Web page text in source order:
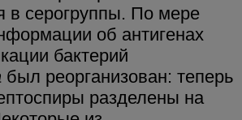
в серогруппы. По мере
об антигенах
бактерий
был реорганизован: теперь
разделены на